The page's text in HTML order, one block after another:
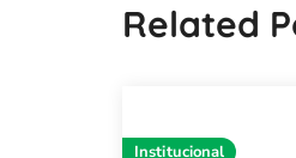
Related
Institucional